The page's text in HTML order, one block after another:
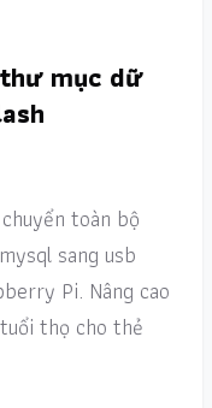
mục dữ
toàn bộ
sang usb
Pi. Nâng cao
thọ cho thẻ